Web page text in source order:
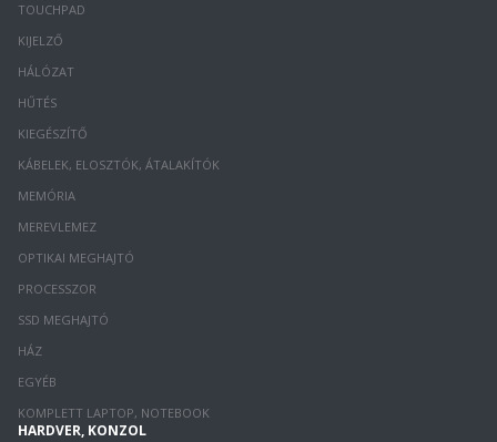
TOUCHPAD
KIJELZŐ
HÁLÓZAT
HŰTÉS
KIEGÉSZÍTŐ
KÁBELEK, ELOSZTÓK, ÁTALAKÍTÓK
MEMÓRIA
MEREVLEMEZ
OPTIKAI MEGHAJTÓ
PROCESSZOR
SSD MEGHAJTÓ
HÁZ
EGYÉB
KOMPLETT LAPTOP, NOTEBOOK
HARDVER, KONZOL